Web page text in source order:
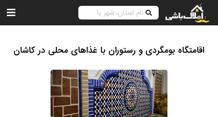
اقامتگاه بومگردی و رستوران با غذاهای محلی در کاشان